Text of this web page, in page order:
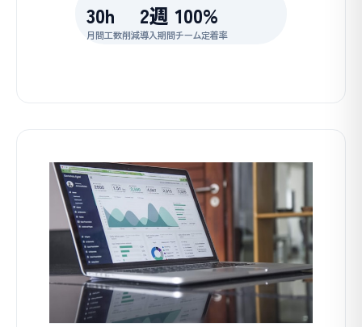
30h
月間工数削減
2週
導入期間
100%
チーム定着率